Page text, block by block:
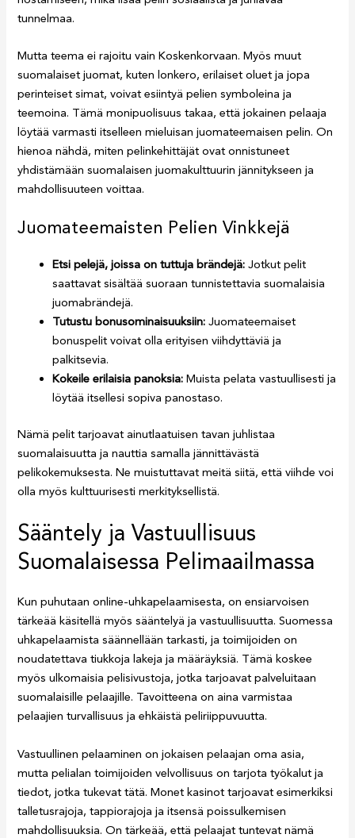
tunnelmaa.
Mutta teema ei rajoitu vain Koskenkorvaan. Myös muut
suomalaiset juomat, kuten lonkero, erilaiset oluet ja jopa
perinteiset simat, voivat esiintyä pelien symboleina ja
teemoina. Tämä monipuolisuus takaa, että jokainen pelaaja
löytää varmasti itselleen mieluisan juomateemaisen pelin. On
hienoa nähdä, miten pelinkehittäjät ovat onnistuneet
yhdistämään suomalaisen juomakulttuurin jännitykseen ja
mahdollisuuteen voittaa.
Juomateemaisten Pelien Vinkkejä
Etsi pelejä, joissa on tuttuja brändejä: Jotkut pelit
saattavat sisältää suoraan tunnistettavia suomalaisia
juomabrändejä.
Tutustu bonusominaisuuksiin: Juomateemaiset
bonuspelit voivat olla erityisen viihdyttäviä ja
palkitsevia.
Kokeile erilaisia panoksia: Muista pelata vastuullisesti ja
löytää itsellesi sopiva panostaso.
Nämä pelit tarjoavat ainutlaatuisen tavan juhlistaa
suomalaisuutta ja nauttia samalla jännittävästä
pelikokemuksesta. Ne muistuttavat meitä siitä, että viihde voi
olla myös kulttuurisesti merkityksellistä.
Sääntely ja Vastuullisuus
Suomalaisessa Pelimaailmassa
Kun puhutaan online-uhkapelaamisesta, on ensiarvoisen
tärkeää käsitellä myös sääntelyä ja vastuullisuutta. Suomessa
uhkapelaamista säännellään tarkasti, ja toimijoiden on
noudatettava tiukkoja lakeja ja määräyksiä. Tämä koskee
myös ulkomaisia pelisivustoja, jotka tarjoavat palveluitaan
suomalaisille pelaajille. Tavoitteena on aina varmistaa
pelaajien turvallisuus ja ehkäistä peliriippuvuutta.
Vastuullinen pelaaminen on jokaisen pelaajan oma asia,
mutta pelialan toimijoiden velvollisuus on tarjota työkalut ja
tiedot, jotka tukevat tätä. Monet kasinot tarjoavat esimerkiksi
talletusrajoja, tappiorajoja ja itsensä poissulkemisen
mahdollisuuksia. On tärkeää, että pelaajat tuntevat nämä